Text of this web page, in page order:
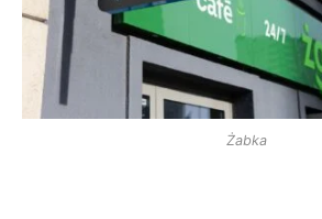
Żabka